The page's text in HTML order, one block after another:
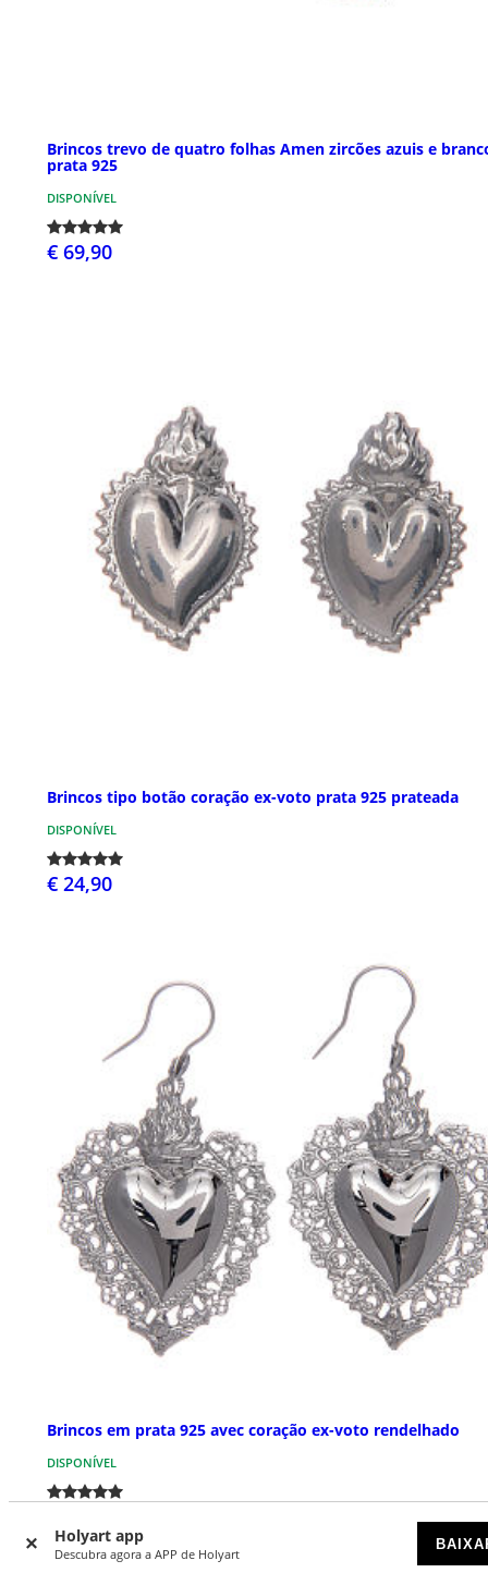
Holyart app
Descubra agora a APP de Holyart
Brincos trevo de quatro folhas Amen zircões azuis e
prata 925
DISPONÍVEL
€ 69,90
Brincos tipo botão coração ex-voto prata 925 prateada
DISPONÍVEL
€ 24,90
Brincos em prata 925 avec coração ex-voto rendelhado
DISPONÍVEL